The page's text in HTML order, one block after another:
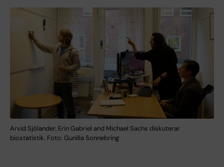
Arvid Sjölander, Erin Gabriel and Michael Sachs diskuterar
biostatistik. Foto: Gunilla Sonnebring